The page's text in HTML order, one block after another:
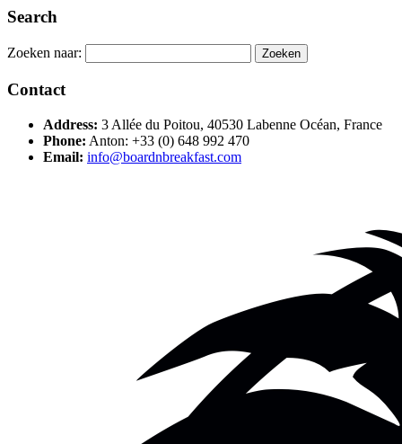
Search
Zoeken naar:
Contact
Address: 3 Allée du Poitou, 40530 Labenne Océan, France
Phone: Anton: +33 (0) 648 992 470
Email: info@boardnbreakfast.com